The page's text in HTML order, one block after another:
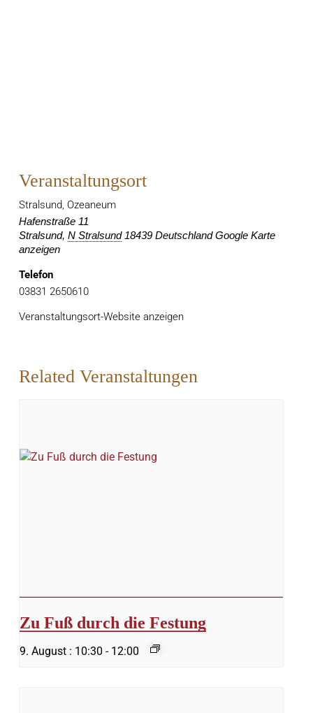
Veranstaltungsort
Stralsund, Ozeaneum
Hafenstraße 11
Stralsund, N Stralsund 18439 Deutschland Google Karte
anzeigen
Telefon
03831 2650610
Veranstaltungsort-Website anzeigen
Related Veranstaltungen
Zu Fuß durch die Festung
9. August : 10:30 - 12:00